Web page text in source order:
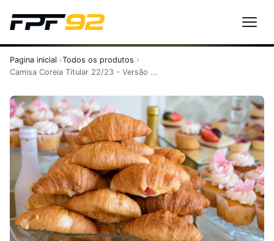
Pagina inicial
Todos os produtos
Camisa Coreia Titular 22/23 - Versão ...